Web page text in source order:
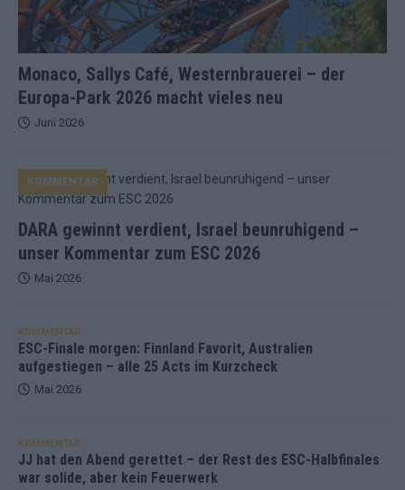
Monaco, Sallys Café, Westernbrauerei – der
Europa-Park 2026 macht vieles neu
Juni 2026
DARA gewinnt verdient, Israel beunruhigend –
unser Kommentar zum ESC 2026
KOMMENTAR
Mai 2026
KOMMENTAR
ESC-Finale morgen: Finnland Favorit, Australien
aufgestiegen – alle 25 Acts im Kurzcheck
Mai 2026
KOMMENTAR
JJ hat den Abend gerettet – der Rest des ESC-Halbfinales
war solide, aber kein Feuerwerk